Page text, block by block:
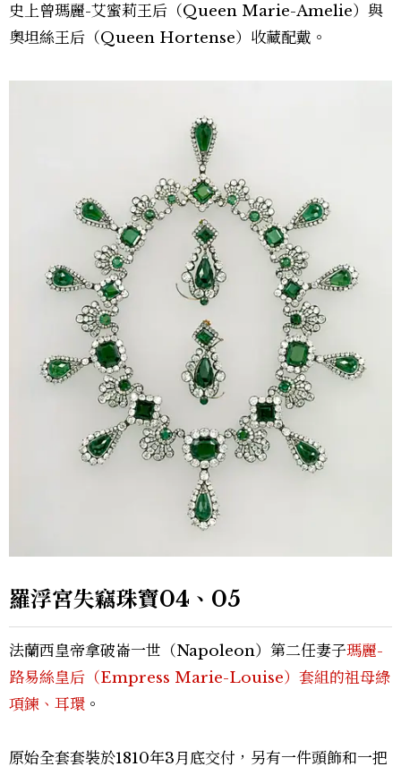
史上曾瑪麗-艾蜜莉王后（Queen Marie-Amelie）與
奧坦絲王后（Queen Hortense）收藏配戴。
羅浮宮失竊珠寶04、05
法蘭西皇帝拿破崙一世（Napoleon）第二任妻子瑪麗-
路易絲皇后（Empress Marie-Louise）套組的祖母綠
項鍊、耳環 。
原始全套套裝於1810年3月底交付，另有一件頭飾和一把